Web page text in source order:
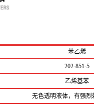
苯乙烯
202-851-5
乙烯基苯
无色透明液体，有强烈